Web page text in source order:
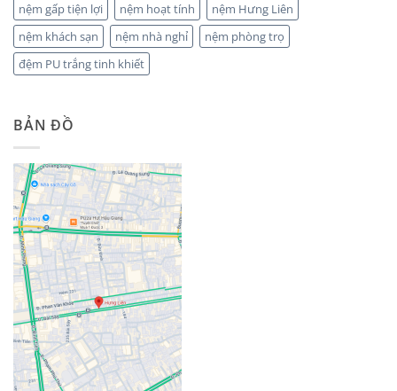
nệm gấp tiện lợi
nệm hoạt tính
nệm Hưng Liên
nệm khách sạn
nệm nhà nghỉ
nệm phòng trọ
đệm PU trắng tinh khiết
BẢN ĐỒ